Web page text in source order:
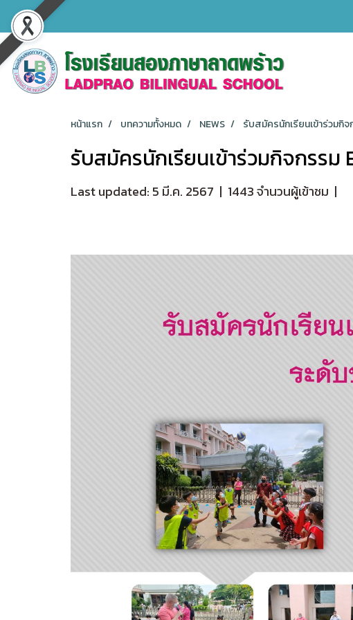
หน้าแรก บทความทั้งหมด NEWS รับสมัครนักเรียนเข้าร่วมกิ
รับสมัครนักเรียนเข้าร่วมกิจกรรม
Last updated: 5 มี.ค. 2567 | 1443 จำนวนผู้เข้าชม |